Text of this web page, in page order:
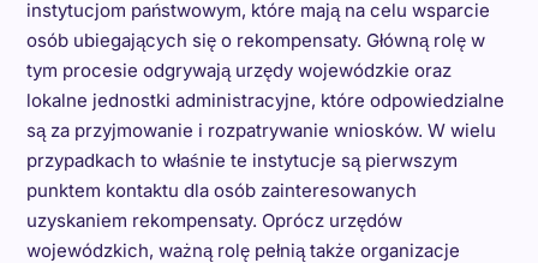
instytucjom państwowym, które mają na celu wsparcie
osób ubiegających się o rekompensaty. Główną rolę w
tym procesie odgrywają urzędy wojewódzkie oraz
lokalne jednostki administracyjne, które odpowiedzialne
są za przyjmowanie i rozpatrywanie wniosków. W wielu
przypadkach to właśnie te instytucje są pierwszym
punktem kontaktu dla osób zainteresowanych
uzyskaniem rekompensaty. Oprócz urzędów
wojewódzkich, ważną rolę pełnią także organizacje